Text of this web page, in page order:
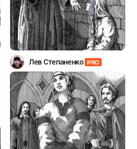
Лев Степаненко PRO